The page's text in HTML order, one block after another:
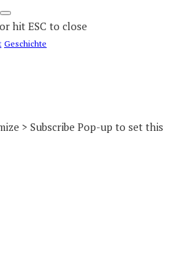
hit ESC to close
Geschichte
> Subscribe Pop-up to set this